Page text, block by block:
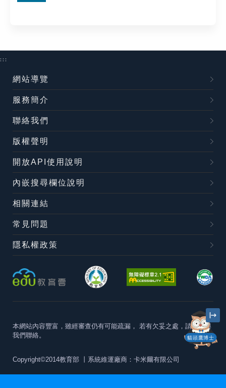
貓頭鷹博士
:::
網站導覽
服務簡介
聯絡我們
版權聲明
開放API使用說明
內嵌搜尋欄位說明
相關連結
常見問題
隱私權政策
本網站內容豐富，雖經審查仍有可能疏漏， 若有欠妥之處，請隨時與
我們聯絡。
Copyright©2014教育部 丨系統維運廠商：卡米爾有限公司